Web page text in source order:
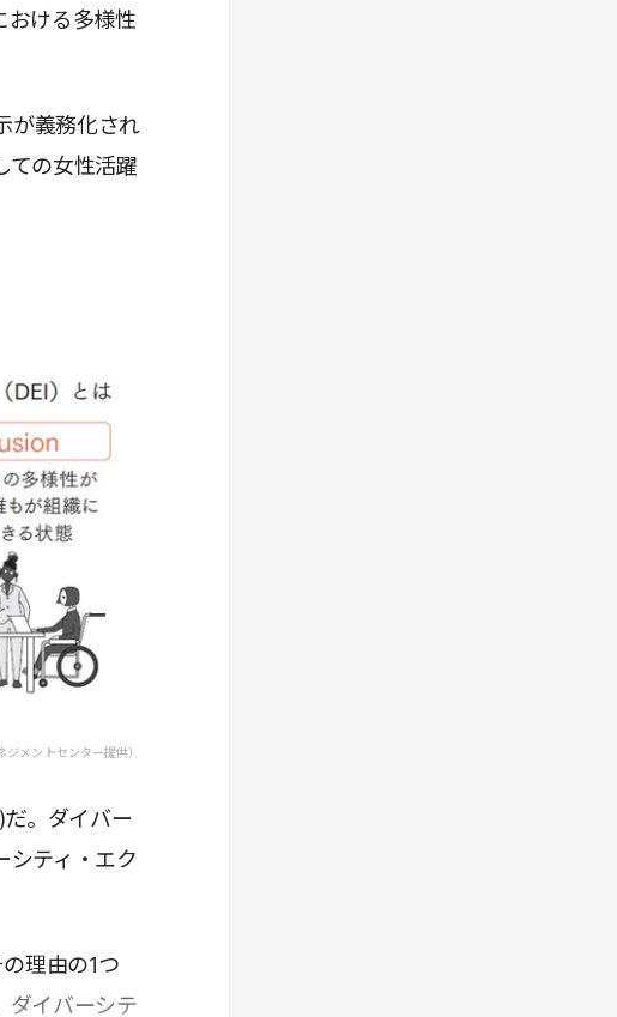
おける多様性
が義務化され
ての女性活躍
メントセンター提供）
。ダイバー
シティ・エク
理由の1つ
ダイバーシテ